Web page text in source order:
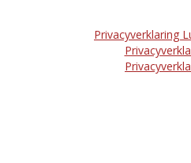
Privacyverklaring